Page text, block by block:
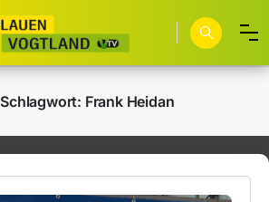
Schlagwort: Frank Heidan